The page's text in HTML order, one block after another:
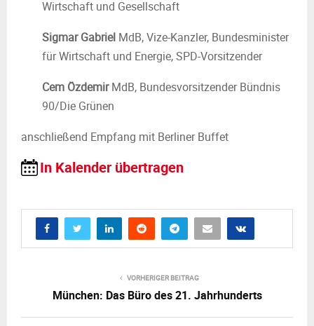
Wirtschaft und Gesellschaft
Sigmar Gabriel MdB, Vize-Kanzler, Bundesminister
für Wirtschaft und Energie, SPD-Vorsitzender
Cem ÖzdemirMdB, Bundesvorsitzender Bündnis
90/Die Grünen
anschließend Empfang mit Berliner Buffet
In Kalender übertragen
VORHERIGER BEITRAG
München: Das Büro des 21. Jahrhunderts